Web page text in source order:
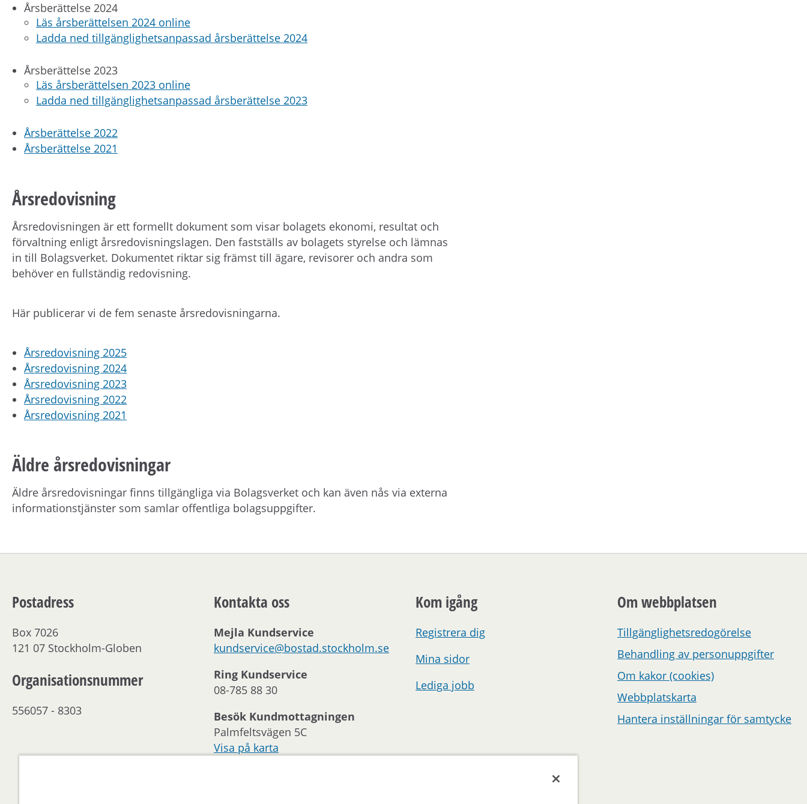
Årsberättelse 2024
Läs årsberättelsen 2024 online
Ladda ned tillgänglighetsanpassad årsberättelse 2024
Årsberättelse 2023
Läs årsberättelsen 2023 online
Ladda ned tillgänglighetsanpassad årsberättelse 2023
Årsberättelse 2022
Årsberättelse 2021
Årsredovisning
Årsredovisningen är ett formellt dokument som visar bolagets ekonomi, resultat och
förvaltning enligt årsredovisningslagen. Den fastställs av bolagets styrelse och lämnas
in till Bolagsverket. Dokumentet riktar sig främst till ägare, revisorer och andra som
behöver en fullständig redovisning.
Här publicerar vi de fem senaste årsredovisningarna.
Årsredovisning 2025
Årsredovisning 2024
Årsredovisning 2023
Årsredovisning 2022
Årsredovisning 2021
Äldre årsredovisningar
Äldre årsredovisningar finns tillgängliga via Bolagsverket och kan även nås via externa
informationstjänster som samlar offentliga bolagsuppgifter.
Postadress
Box 7026
121 07 Stockholm-Globen
Organisationsnummer
556057 - 8303
Kontakta oss
Mejla Kundservice
kundservice@bostad.stockholm.se
Ring Kundservice
08-785 88 30
Besök Kundmottagningen
Palmfeltsvägen 5C
Visa på karta
Kom igång
Registrera dig
Mina sidor
Lediga jobb
Om webbplatsen
Tillgänglighetsredogörelse
Behandling av personuppgifter
Om kakor (cookies)
Webbplatskarta
Hantera inställningar för samtycke